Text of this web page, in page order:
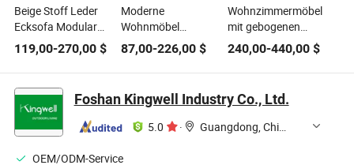
Beige Stoff Leder
Ecksofa Modular
Sofa Möbel L-Form
Couch Relaxsessel
Sofa Set
119,00-270,00 $
Moderne
Wohnmöbel
Komprimiertes
Sofa Freizeitstoff
Couch
Sofaset
87,00-226,00$
Wohnzimmermöbel
mit gebogenen
goldenen
Metallfüßen 6
Sitzer Luxus-
240,00-440,00$
Foshan Kingwell Industry Co., Ltd.
5.0 · Guangdong, China
OEM/ODM-Service